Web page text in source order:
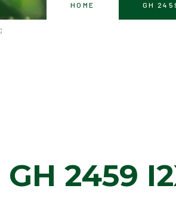
HOME GH
;
GH 2459